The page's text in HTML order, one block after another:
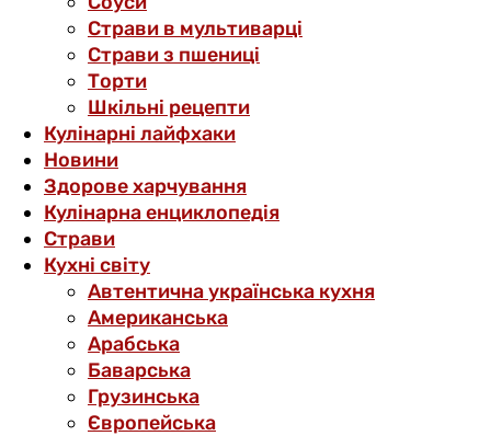
Страви в мультиварці
Страви з пшениці
Торти
Шкільні рецепти
Кулінарні лайфхаки
Новини
Здорове харчування
Кулінарна енциклопедія
Страви
Кухні світу
Автентична українська кухня
Американська
Арабська
Баварська
Грузинська
Європейська